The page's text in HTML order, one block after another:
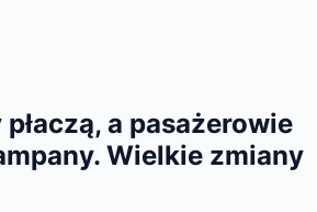
a pasażerowie
Wielkie zmiany